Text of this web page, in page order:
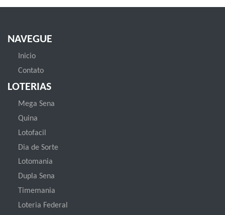
NAVEGUE
Inicio
Contato
LOTERIAS
Mega Sena
Quina
Lotofacil
Dia de Sorte
Lotomania
Dupla Sena
Timemania
Loteria Federal